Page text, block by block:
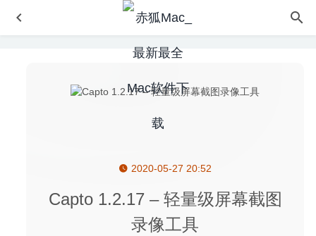
2020-05-27 20:52
Capto 1.2.17 – 轻量级屏幕截图
录像工具
逃离鸭科夫 2.3.30 中文版-PVE俯视角撤离射击游戏
EditReady 2.6.5 破解版–最快的视频转换器 2020-09-03
Theine 3.1.2 for Mac中文版-非常好用的Mac系统防休眠工